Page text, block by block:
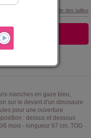
Guide des tailles
manches en gaze bleu,
sur le devant d'un dinosaure
pour une ouverture
: dessus et dessous
6 mois - longueur 67 cm. TOG